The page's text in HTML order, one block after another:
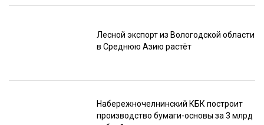
Лесной экспорт из Вологодской области
в Среднюю Азию растёт
Набережночелнинский КБК построит
производство бумаги-основы за 3 млрд